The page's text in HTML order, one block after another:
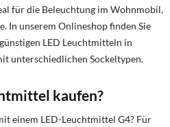
für die Beleuchtung im Wohnmobil,
In unserem Onlineshop finden Sie
LED Leuchtmitteln in
unterschiedlichen Sockeltypen.
kaufen?
einem LED-Leuchtmittel G4? Für